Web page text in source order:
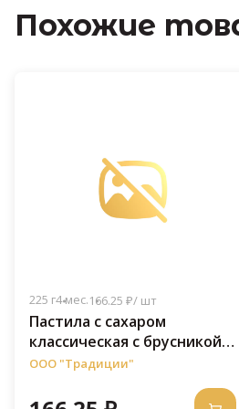
Похожие
225 г4 мес.166.25 ₽/ шт
Пастила с сахаром
классическая c брусникой
150 г
ООО "Традиции"